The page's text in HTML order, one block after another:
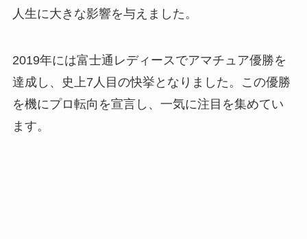
人生に大きな影響を与えました。
2019年には富士通レディースでアマチュア優勝を
達成し、史上7人目の快挙となりました。この優勝
を機にプロ転向を宣言し、一気に注目を集めてい
ます。